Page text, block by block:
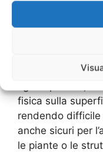
frequenza che
volatili,
posarsi. Questi
fisica sulla
rendendo
anche sicuri per
le piante o le